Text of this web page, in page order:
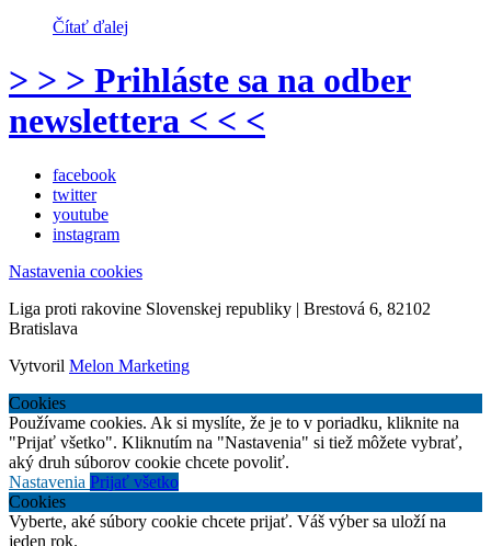
Čítať ďalej
> > > Prihláste sa na odber
newslettera < < <
facebook
twitter
youtube
instagram
Nastavenia cookies
Liga proti rakovine Slovenskej republiky | Brestová 6, 82102
Bratislava
Vytvoril Melon Marketing
Cookies
Používame cookies. Ak si myslíte, že je to v poriadku, kliknite na
"Prijať všetko". Kliknutím na "Nastavenia" si tiež môžete vybrať,
aký druh súborov cookie chcete povoliť.
Nastavenia Prijať všetko
Cookies
Vyberte, aké súbory cookie chcete prijať. Váš výber sa uloží na
jeden rok.